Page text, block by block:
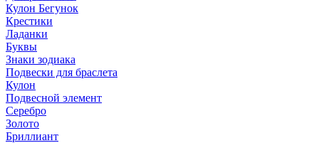
Кулон Бегунок
Крестики
Ладанки
Буквы
Знаки зодиака
Подвески для браслета
Кулон
Подвесной элемент
Серебро
Золото
Бриллиант